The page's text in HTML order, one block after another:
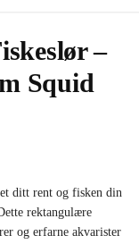
–
Squid
ditt rent og fisken din
rektangulære
og erfarne akvarister